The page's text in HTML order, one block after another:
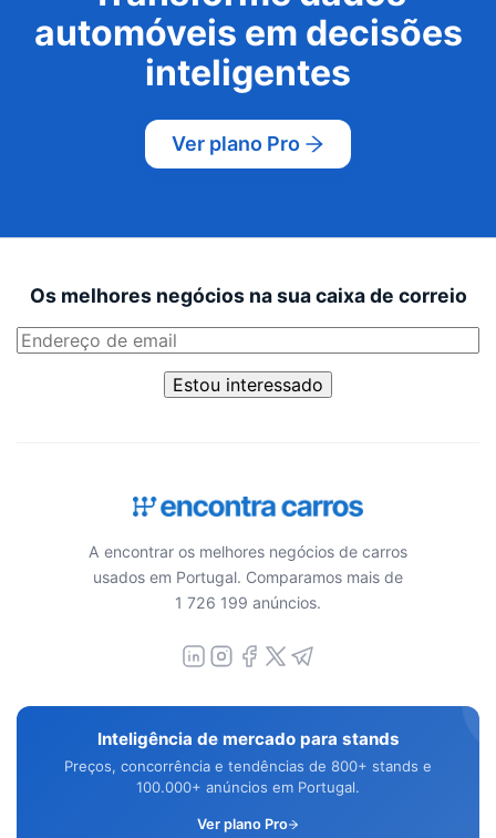
automóveis em decisões
inteligentes
Ver plano Pro
Os melhores negócios na sua caixa de correio
Estou interessado
A encontrar os melhores negócios de carros
usados em Portugal. Comparamos mais de
1 726 199 anúncios.
Inteligência de mercado para stands
Preços, concorrência e tendências de 800+ stands e
100.000+ anúncios em Portugal.
Ver plano Pro